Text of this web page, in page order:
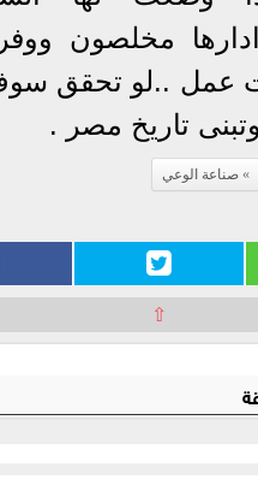
مخلصون
عمل ..لو تحقق
وتبنى تاريخ مصر .
صناعة الوعي
⇧